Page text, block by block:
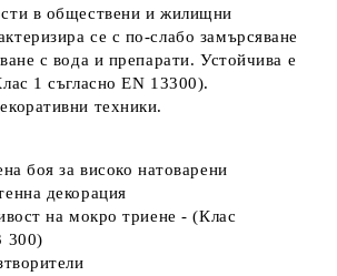
в обществени и жилищни
се с по-слабо замърсяване
с вода и препарати. Устойчива е
1 съгласно EN 13300).
техники.
боя за високо натоварени
декорация
на мокро триене - (Клас
300)